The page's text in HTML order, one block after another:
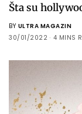
Šta su
BY ULTRA MAGAZIN
30/01/2022
4 MINS